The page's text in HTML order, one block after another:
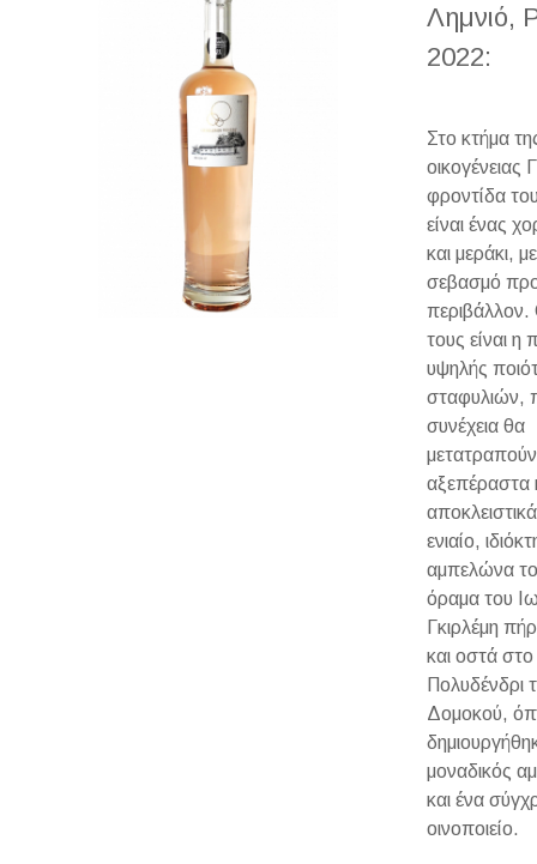
Λημνιό,
2022:
Στο κτήμα
οικογένειας
φροντίδα
είναι ένας
και μεράκι,
σεβασμό
τους είναι
υψηλής
σταφυλιών,
συνέχεια θα
αξεπέραστα
ενιαίο,
αμπελώνα
όραμα του
Γκιρλέμη
και οστά στο
Πολυδένδρι
Δομοκού,
μοναδικός
και ένα
οινοποιείο.